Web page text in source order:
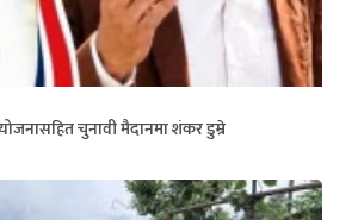
चुनावी मैदानमा शंकर डुम्रे